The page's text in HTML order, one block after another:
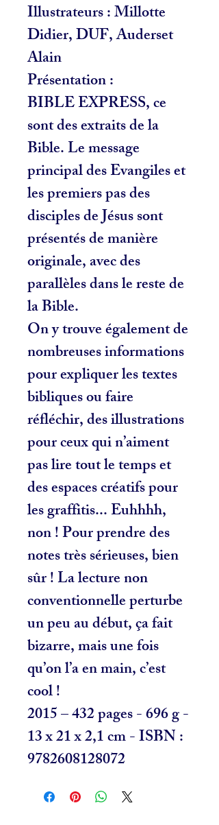
Illustrateurs : Millotte
Didier, DUF, Auderset
Alain
Présentation :
BIBLE EXPRESS, ce
sont des extraits de la
Bible. Le message
principal des Evangiles et
les premiers pas des
disciples de Jésus sont
présentés de manière
originale, avec des
parallèles dans le reste de
la Bible.
On y trouve également de
nombreuses informations
pour expliquer les textes
bibliques ou faire
réfléchir, des illustrations
pour ceux qui n’aiment
pas lire tout le temps et
des espaces créatifs pour
les graffitis... Euhhhh,
non ! Pour prendre des
notes très sérieuses, bien
sûr ! La lecture non
conventionnelle perturbe
un peu au début, ça fait
bizarre, mais une fois
qu’on l’a en main, c’est
cool !
2015 – 432 pages - 696 g -
13 x 21 x 2,1 cm - ISBN :
9782608128072